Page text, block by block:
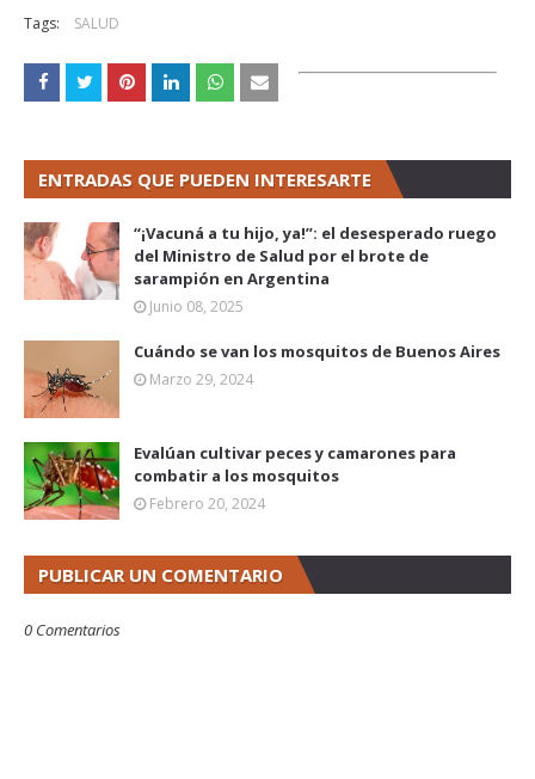
Tags: SALUD
ENTRADAS QUE PUEDEN INTERESARTE
“¡Vacuná a tu hijo, ya!”: el desesperado ruego
del Ministro de Salud por el brote de
sarampión en Argentina
Junio 08, 2025
Cuándo se van los mosquitos de Buenos Aires
Marzo 29, 2024
Evalúan cultivar peces y camarones para
combatir a los mosquitos
Febrero 20, 2024
PUBLICAR UN COMENTARIO
0 Comentarios